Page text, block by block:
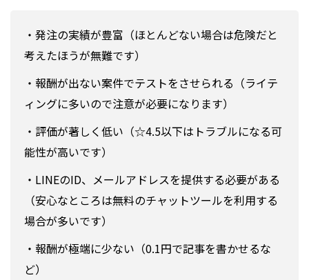
・発注の実績が豊富（ほとんどない場合は危険だと
考えたほうが無難です）
・報酬が出ない案件でテストをさせられる（ライテ
ィングに多いので注意が必要になります）
・評価が著しく低い（☆4.5以下はトラブルになる可
能性が高いです）
・LINEのID、メールアドレスを提供する必要がある
（安心なところは無料のチャットツールを利用する
場合が多いです）
・報酬が極端に少ない（0.1円で記事を書かせるな
ど）